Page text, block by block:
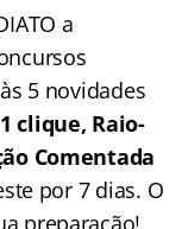
a
5 novidades
clique, Raio-
Comentada
por 7 dias. O
preparação!